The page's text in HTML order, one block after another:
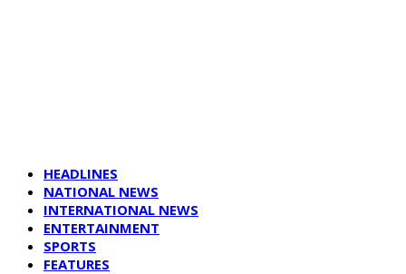
HEADLINES
NATIONAL NEWS
INTERNATIONAL NEWS
ENTERTAINMENT
SPORTS
FEATURES